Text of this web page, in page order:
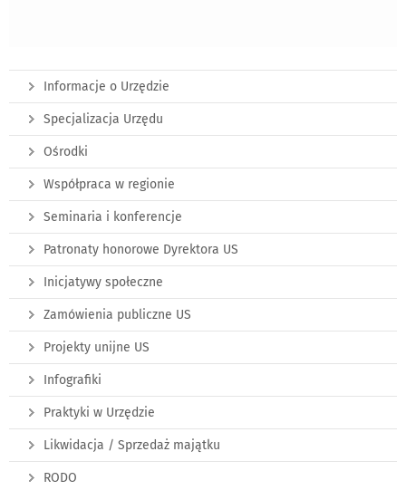
Informacje o Urzędzie
Specjalizacja Urzędu
Ośrodki
Współpraca w regionie
Seminaria i konferencje
Patronaty honorowe Dyrektora US
Inicjatywy społeczne
Zamówienia publiczne US
Projekty unijne US
Infografiki
Praktyki w Urzędzie
Likwidacja / Sprzedaż majątku
RODO